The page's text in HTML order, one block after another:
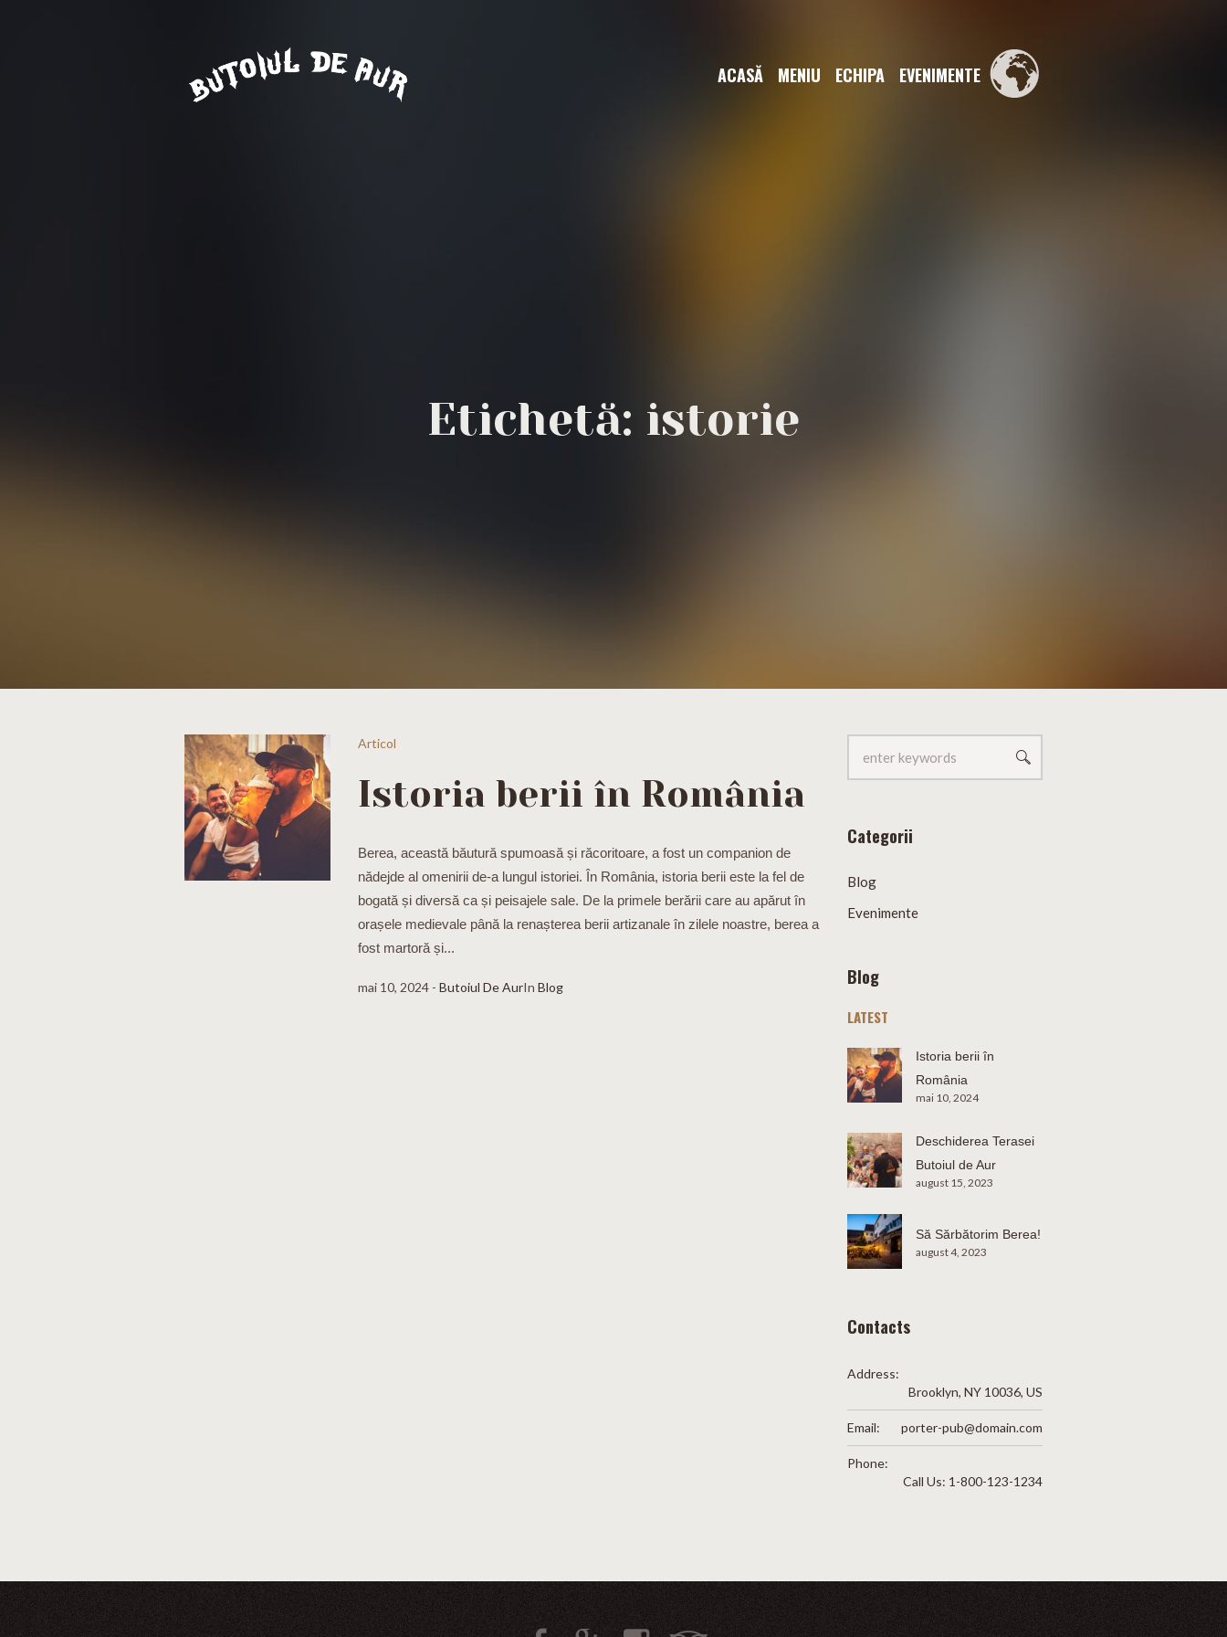
ACASĂ MENIU ECHIPA EVENIMENTE
Etichetă: istorie
Articol
Istoria berii în România
Berea, această băutură spumoasă și răcoritoare, a fost un companion de
nădejde al omenirii de-a lungul istoriei. În România, istoria berii este la fel de
bogată și diversă ca și peisajele sale. De la primele berării care au apărut în
orașele medievale până la renașterea berii artizanale în zilele noastre, berea a
fost martoră și...
mai 10, 2024 Butoiul De AurIn Blog
Categorii
Blog
Evenimente
Blog
LATEST
Istoria berii în
România
mai 10, 2024
Deschiderea Terasei
Butoiul de Aur
august 15, 2023
Să Sărbătorim Berea!
august 4, 2023
Contacts
Address:
Brooklyn, NY 10036, US
Email: porter-pub@domain.com
Phone:
Call Us: 1-800-123-1234